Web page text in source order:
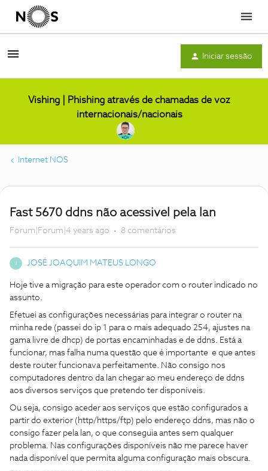
Menu
Iniciar sessão
Vishing | Phishing através de chamadas de voz
internacionais/nacionais
Internet NOS
Fast 5670 ddns não acessivel pela lan
Forum|Forum|4 years ago 8 comentários
JOSÉ JOAQUIM MATEUS LONGO
Hoje tive a migração para este operador com o router indicado no
assunto.
Efetuei as configurações necessárias para integrar o router na
minha rede (passei do ip 1 para o mais adequado 254, ajustes na
gama livre de dhcp) de portas encaminhadas e de ddns. Está a
funcionar, mas falha numa questão que é importante e que antes
deste router funcionava perfeitamente. Não consigo nos
computadores dentro da lan chegar ao meu endereço de ddns
aos diversos serviços que pretendo ter disponíveis.
Ou seja, consigo aceder aos serviços que estão configurados a
partir do exterior (http/https/ftp) pelo endereço ddns, mas não o
consigo fazer pela lan, o que conseguia antes sem qualquer
problema. Nas configurações disponíveis não me parece haver
nada disponível que permita alguma configuração mais obscura.